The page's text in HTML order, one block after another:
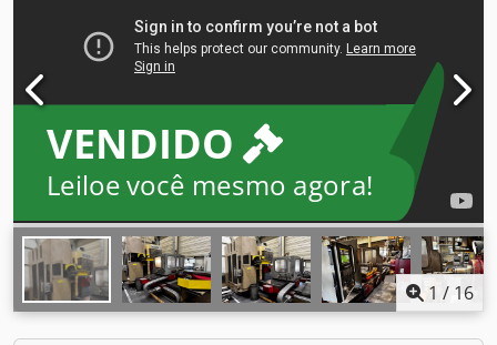
VENDIDO
Leiloe você mesmo agora!
1 / 16